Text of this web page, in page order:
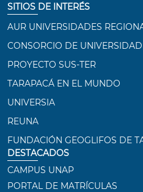
SITIOS DE INTERÉS
AUR UNIVERSIDADES
CONSORCIO DE
PROYECTO SUS-TER
TARAPACÁ EN EL MUNDO
UNIVERSIA
REUNA
FUNDACIÓN GEOGLIFOS DE
DESTACADOS
CAMPUS UNAP
PORTAL DE MATRÍCULAS